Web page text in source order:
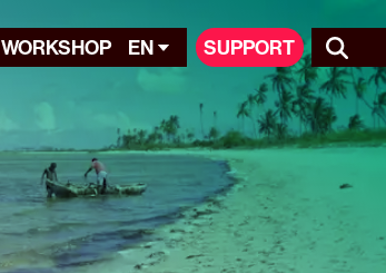
WORKSHOP EN SUPPORT